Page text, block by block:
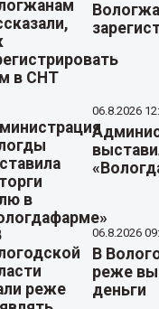
06.8.2026
06.8.2026
В
реже
деньги